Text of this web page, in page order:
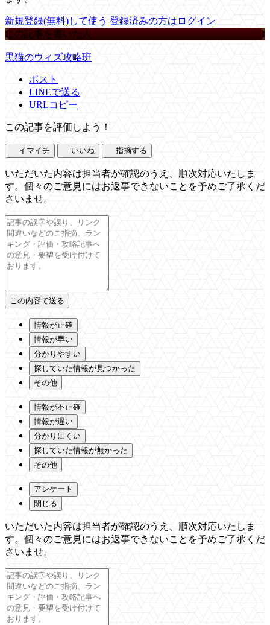
新規登録(無料)して使う 登録済みの方はログイン
この記事を書いた人
黒猫のウィズ攻略班
ポスト
LINEで送る
URLコピー
この記事を評価しよう！
イマイチ いいね 指摘する
いただいた内容は担当者が確認のうえ、順次対応いたしま
す。個々のご意見にはお返事できないことを予めご了承くだ
さいませ。
情報が正確
情報が早い
分かりやすい
探していた情報が見つかった
その他
情報が不正確
情報が遅い
分かりにくい
探していた情報が無かった
その他
アンケート
閉じる
いただいた内容は担当者が確認のうえ、順次対応いたしま
す。個々のご意見にはお返事できないことを予めご了承くだ
さいませ。